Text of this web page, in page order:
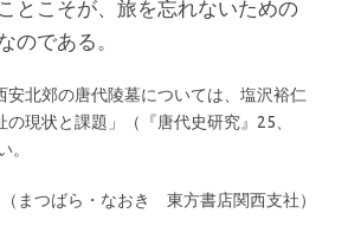
とこそが、旅を忘れないための
のである。
北郊の唐代陵墓については、塩沢裕仁
の現状と課題」（『唐代史研究』25、
。
（まつばら・なおき 東方書店関西支社）